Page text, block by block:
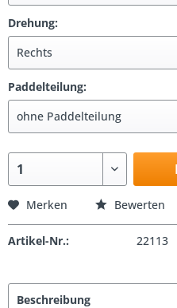
Drehung:
Paddelteilung:
Merken Bewerten
Artikel-Nr.: 22113
Beschreibung